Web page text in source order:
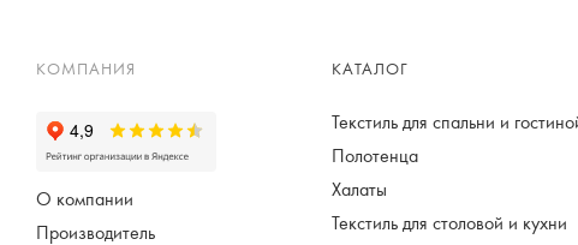
КОМПАНИЯ
О компании
Производитель
КАТАЛОГ
Текстиль для спальни и
Полотенца
Халаты
Текстиль для столовой и кухни